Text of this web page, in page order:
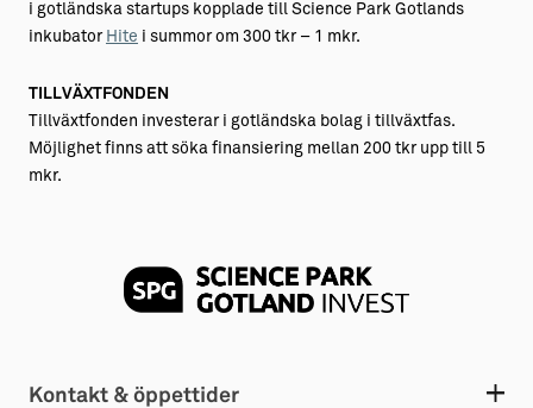
i gotländska startups kopplade till Science Park Gotlands
inkubator Hite i summor om 300 tkr – 1 mkr.
TILLVÄXTFONDEN
Tillväxtfonden investerar i gotländska bolag i tillväxtfas.
Möjlighet finns att söka finansiering mellan 200 tkr upp till 5
mkr.
Kontakt & öppettider